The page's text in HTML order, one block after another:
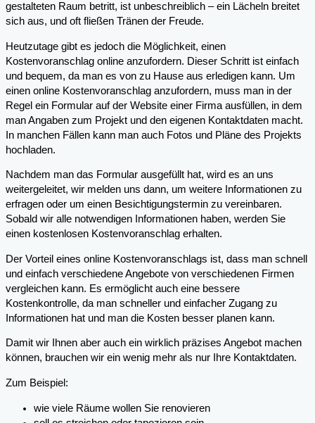
gestalteten Raum betritt, ist unbeschreiblich – ein Lächeln breitet
sich aus, und oft fließen Tränen der Freude.
Heutzutage gibt es jedoch die Möglichkeit, einen
Kostenvoranschlag online anzufordern. Dieser Schritt ist einfach
und bequem, da man es von zu Hause aus erledigen kann. Um
einen online Kostenvoranschlag anzufordern, muss man in der
Regel ein Formular auf der Website einer Firma ausfüllen, in dem
man Angaben zum Projekt und den eigenen Kontaktdaten macht.
In manchen Fällen kann man auch Fotos und Pläne des Projekts
hochladen.
Nachdem man das Formular ausgefüllt hat, wird es an uns
weitergeleitet, wir melden uns dann, um weitere Informationen zu
erfragen oder um einen Besichtigungstermin zu vereinbaren.
Sobald wir alle notwendigen Informationen haben, werden Sie
einen kostenlosen Kostenvoranschlag erhalten.
Der Vorteil eines online Kostenvoranschlags ist, dass man schnell
und einfach verschiedene Angebote von verschiedenen Firmen
vergleichen kann. Es ermöglicht auch eine bessere
Kostenkontrolle, da man schneller und einfacher Zugang zu
Informationen hat und man die Kosten besser planen kann.
Damit wir Ihnen aber auch ein wirklich präzises Angebot machen
können, brauchen wir ein wenig mehr als nur Ihre Kontaktdaten.
Zum Beispiel:
wie viele Räume wollen Sie renovieren